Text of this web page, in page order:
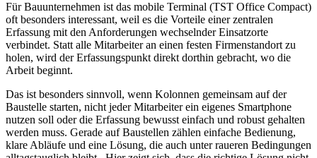
Für Bauunternehmen ist das mobile Terminal (TST Office Compact)
oft besonders interessant, weil es die Vorteile einer zentralen
Erfassung mit den Anforderungen wechselnder Einsatzorte
verbindet. Statt alle Mitarbeiter an einen festen Firmenstandort zu
holen, wird der Erfassungspunkt direkt dorthin gebracht, wo die
Arbeit beginnt.
Das ist besonders sinnvoll, wenn Kolonnen gemeinsam auf der
Baustelle starten, nicht jeder Mitarbeiter ein eigenes Smartphone
nutzen soll oder die Erfassung bewusst einfach und robust gehalten
werden muss. Gerade auf Baustellen zählen einfache Bedienung,
klare Abläufe und eine Lösung, die auch unter raueren Bedingungen